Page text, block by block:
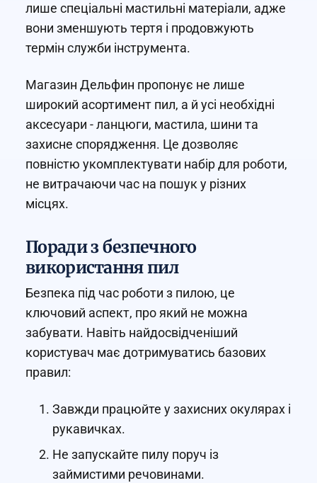
лише спеціальні мастильні матеріали, адже
вони зменшують тертя і продовжують
термін служби інструмента.
Магазин Дельфин пропонує не лише
широкий асортимент пил, а й усі необхідні
аксесуари - ланцюги, мастила, шини та
захисне спорядження. Це дозволяє
повністю укомплектувати набір для роботи,
не витрачаючи час на пошук у різних
місцях.
Поради з безпечного
використання пил
Безпека під час роботи з пилою, це
ключовий аспект, про який не можна
забувати. Навіть найдосвідченіший
користувач має дотримуватись базових
правил:
Завжди працюйте у захисних окулярах і
рукавичках.
Не запускайте пилу поруч із
займистими речовинами.